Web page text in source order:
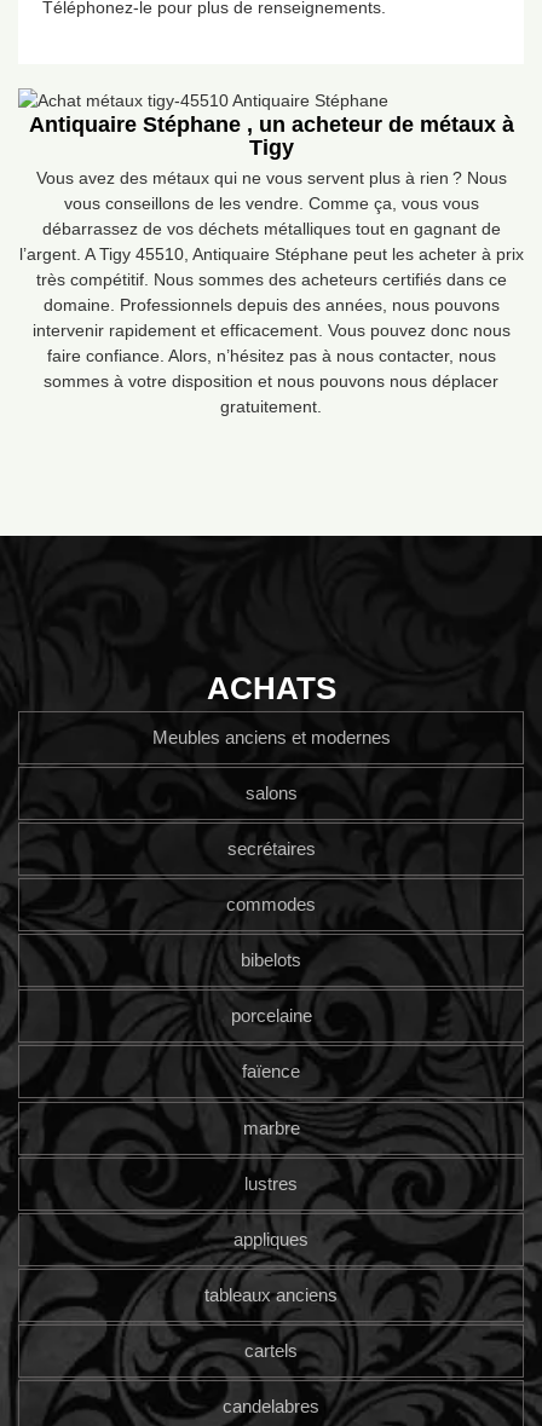
Téléphonez-le pour plus de renseignements.
Antiquaire Stéphane , un acheteur de métaux à
Tigy
Vous avez des métaux qui ne vous servent plus à rien ? Nous
vous conseillons de les vendre. Comme ça, vous vous
débarrassez de vos déchets métalliques tout en gagnant de
l’argent. A Tigy 45510, Antiquaire Stéphane peut les acheter à prix
très compétitif. Nous sommes des acheteurs certifiés dans ce
domaine. Professionnels depuis des années, nous pouvons
intervenir rapidement et efficacement. Vous pouvez donc nous
faire confiance. Alors, n’hésitez pas à nous contacter, nous
sommes à votre disposition et nous pouvons nous déplacer
gratuitement.
ACHATS
Meubles anciens et modernes
salons
secrétaires
commodes
bibelots
porcelaine
faïence
marbre
lustres
appliques
tableaux anciens
cartels
candelabres